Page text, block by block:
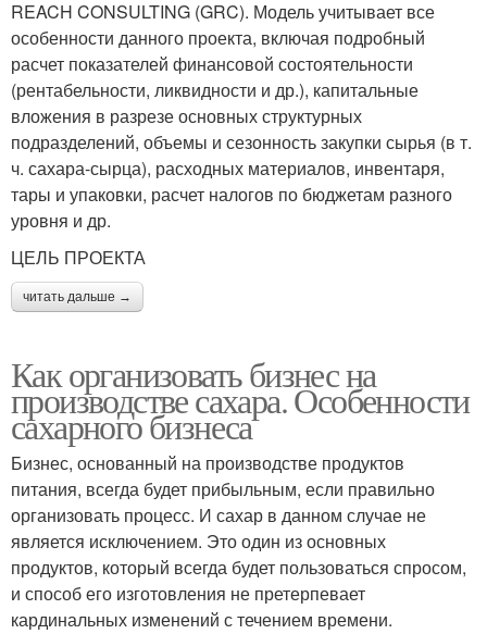
REACH CONSULTING (GRC). Модель учитывает все
особенности данного проекта, включая подробный
расчет показателей финансовой состоятельности
(рентабельности, ликвидности и др.), капитальные
вложения в разрезе основных структурных
подразделений, объемы и сезонность закупки сырья (в т.
ч. сахара-сырца), расходных материалов, инвентаря,
тары и упаковки, расчет налогов по бюджетам разного
уровня и др.
ЦЕЛЬ ПРОЕКТА
читать дальше →
Как организовать бизнес на
производстве сахара. Особенности
сахарного бизнеса
Бизнес, основанный на производстве продуктов
питания, всегда будет прибыльным, если правильно
организовать процесс. И сахар в данном случае не
является исключением. Это один из основных
продуктов, который всегда будет пользоваться спросом,
и способ его изготовления не претерпевает
кардинальных изменений с течением времени.